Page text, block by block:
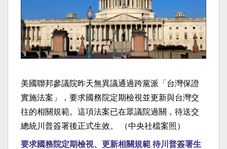
美國聯邦參議院昨天無異議通過跨黨派「台灣保證
實施法案」，要求國務院定期檢視並更新與台灣交
往的相關規範。這項法案已在眾議院過關，待送交
總統川普簽署後正式生效。 （中央社檔案照）
要求國務院定期檢視、更新相關規範 待川普簽署生